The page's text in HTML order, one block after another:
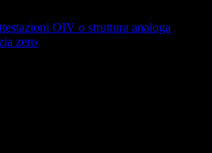
OIV o struttura analoga
zero